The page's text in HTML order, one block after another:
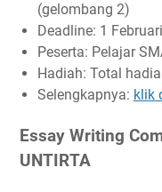
(gelombang 2)
Deadline: 1
Peserta: Pelajar
Hadiah: Total
Selengkapnya: klik
Essay Writing
UNTIRTA